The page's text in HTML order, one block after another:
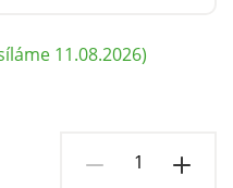
11.08.2026)